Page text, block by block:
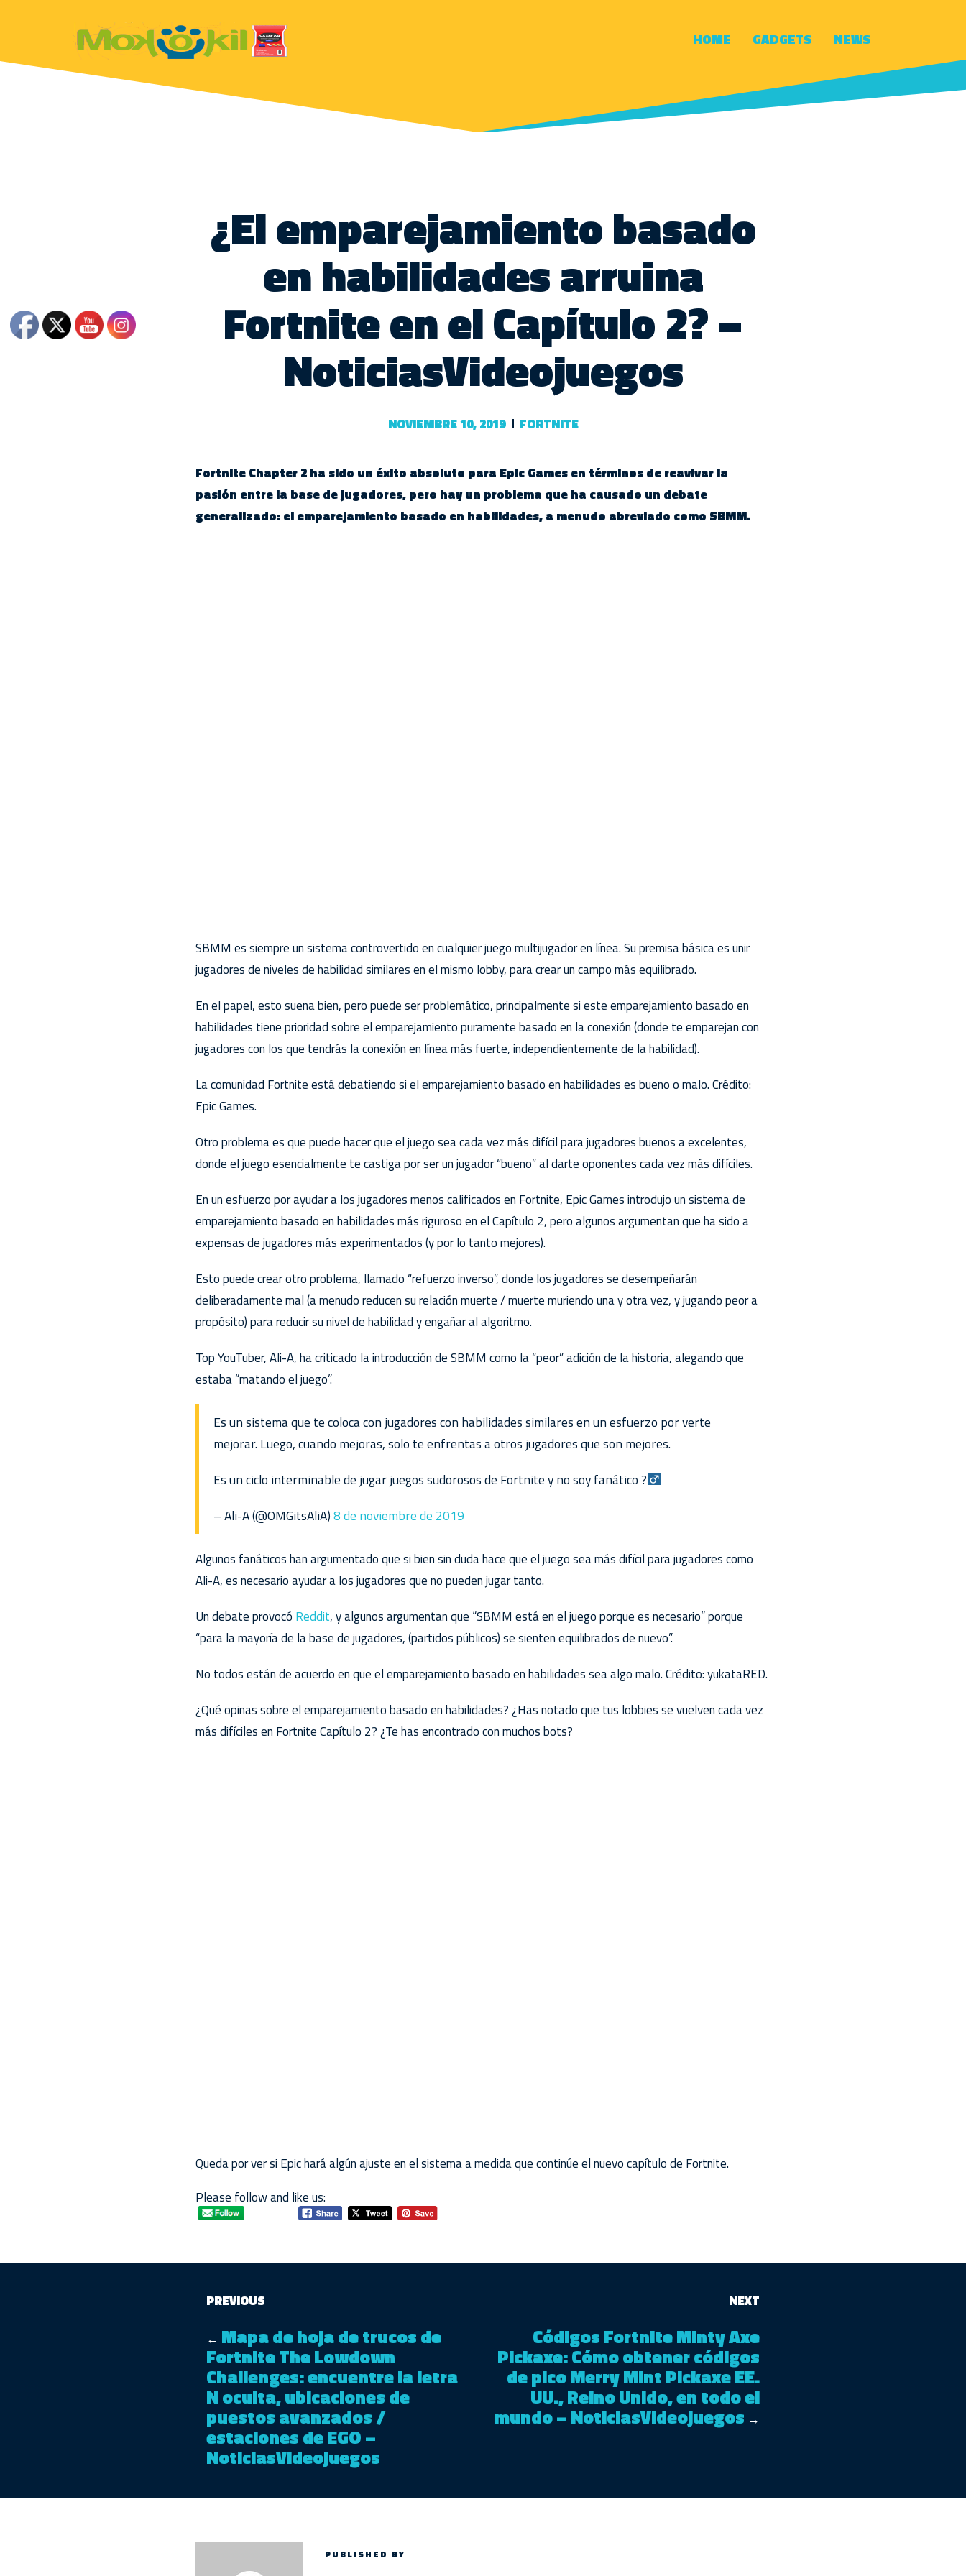
HOME GADGETS NEWS
¿El emparejamiento basado
en habilidades arruina
Fortnite en el Capítulo 2? –
NoticiasVideojuegos
NOVIEMBRE 10, 2019 FORTNITE
Fortnite Chapter 2 ha sido un éxito absoluto para Epic Games en términos de reavivar la
pasión entre la base de jugadores, pero hay un problema que ha causado un debate
generalizado: el emparejamiento basado en habilidades, a menudo abreviado como SBMM.
SBMM es siempre un sistema controvertido en cualquier juego multijugador en línea. Su premisa básica es unir
jugadores de niveles de habilidad similares en el mismo lobby, para crear un campo más equilibrado.
En el papel, esto suena bien, pero puede ser problemático, principalmente si este emparejamiento basado en
habilidades tiene prioridad sobre el emparejamiento puramente basado en la conexión (donde te emparejan con
jugadores con los que tendrás la conexión en línea más fuerte, independientemente de la habilidad).
La comunidad Fortnite está debatiendo si el emparejamiento basado en habilidades es bueno o malo. Crédito:
Epic Games.
Otro problema es que puede hacer que el juego sea cada vez más difícil para jugadores buenos a excelentes,
donde el juego esencialmente te castiga por ser un jugador “bueno” al darte oponentes cada vez más difíciles.
En un esfuerzo por ayudar a los jugadores menos calificados en Fortnite, Epic Games introdujo un sistema de
emparejamiento basado en habilidades más riguroso en el Capítulo 2, pero algunos argumentan que ha sido a
expensas de jugadores más experimentados (y por lo tanto mejores).
Esto puede crear otro problema, llamado “refuerzo inverso”, donde los jugadores se desempeñarán
deliberadamente mal (a menudo reducen su relación muerte / muerte muriendo una y otra vez, y jugando peor a
propósito) para reducir su nivel de habilidad y engañar al algoritmo.
Top YouTuber, Ali-A, ha criticado la introducción de SBMM como la “peor” adición de la historia, alegando que
estaba “matando el juego”.
Es un sistema que te coloca con jugadores con habilidades similares en un esfuerzo por verte
mejorar. Luego, cuando mejoras, solo te enfrentas a otros jugadores que son mejores.
Es un ciclo interminable de jugar juegos sudorosos de Fortnite y no soy fanático ?‍
– Ali-A (@OMGitsAliA)8 de noviembre de 2019
Algunos fanáticos han argumentado que si bien sin duda hace que el juego sea más difícil para jugadores como
Ali-A, es necesario ayudar a los jugadores que no pueden jugar tanto.
Un debate provocó Reddit, y algunos argumentan que “SBMM está en el juego porque es necesario” porque
“para la mayoría de la base de jugadores, (partidos públicos) se sienten equilibrados de nuevo”.
No todos están de acuerdo en que el emparejamiento basado en habilidades sea algo malo. Crédito: yukataRED.
¿Qué opinas sobre el emparejamiento basado en habilidades? ¿Has notado que tus lobbies se vuelven cada vez
más difíciles en Fortnite Capítulo 2? ¿Te has encontrado con muchos bots?
Queda por ver si Epic hará algún ajuste en el sistema a medida que continúe el nuevo capítulo de Fortnite.
Please follow and like us:
PREVIOUS
← Mapa de hoja de trucos de
Fortnite The Lowdown
Challenges: encuentre la letra
N oculta, ubicaciones de
puestos avanzados /
estaciones de EGO –
NoticiasVideojuegos
NEXT
Códigos Fortnite Minty Axe
Pickaxe: Cómo obtener códigos
de pico Merry Mint Pickaxe EE.
UU., Reino Unido, en todo el
mundo – NoticiasVideojuegos →
PUBLISHED BY